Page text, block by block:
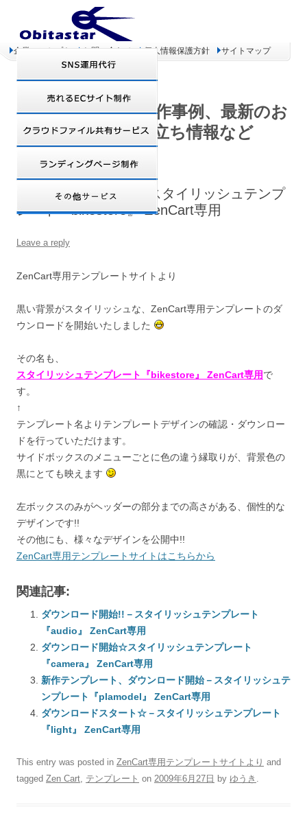
企業コンセプト お問い合わせ 個人情報保護方針 サイトマップ
オビタスター 制作事例、最新のお
得情報、お役立ち情報など
ダウンロード開始!!－スタイリッシュテンプ
レート『bikestore』 ZenCart専用
Leave a reply
ZenCart専用テンプレートサイトより
黒い背景がスタイリッシュな、ZenCart専用テンプレートのダ
ウンロードを開始いたしました
その名も、
スタイリッシュテンプレート『bikestore』 ZenCart専用で
す。
↑
テンプレート名よりテンプレートデザインの確認・ダウンロー
ドを行っていただけます。
サイドボックスのメニューごとに色の違う縁取りが、背景色の
黒にとても映えます
左ボックスのみがヘッダーの部分までの高さがある、個性的な
デザインです!!
その他にも、様々なデザインを公開中!!
ZenCart専用テンプレートサイトはこちらから
関連記事:
ダウンロード開始!!－スタイリッシュテンプレート
『audio』 ZenCart専用
ダウンロード開始☆スタイリッシュテンプレート
『camera』 ZenCart専用
新作テンプレート、ダウンロード開始－スタイリッシュテ
ンプレート『plamodel』 ZenCart専用
ダウンロードスタート☆－スタイリッシュテンプレート
『light』 ZenCart専用
This entry was posted in ZenCart専用テンプレートサイトより and
tagged Zen Cart, テンプレート on 2009年6月27日 by ゆうき .